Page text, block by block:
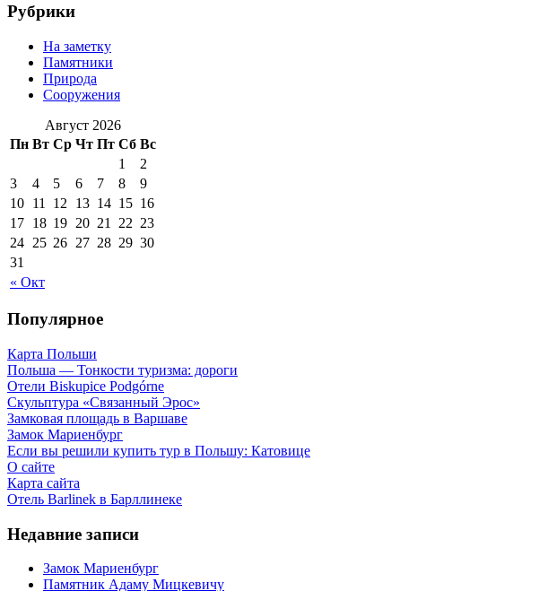
Рубрики
На заметку
Памятники
Природа
Сооружения
Август 2026
Пн Вт Ср Чт Пт Сб Вс
« Окт
1
2
3
4 5 6 7 8
9
10 11 12 13 14 15 16
17 18 19 20 21 22 23
24 25 26 27 28 29 30
31
Популярное
Карта Польши
Польша — Тонкости туризма: дороги
Отели Biskupice Podgórne
Скульптура «Связанный Эрос»
Замковая площадь в Варшаве
Замок Мариенбург
Если вы решили купить тур в Польшу: Катовице
О сайте
Карта сайта
Отель Barlinek в Барллинеке
Недавние записи
Замок Мариенбург
Памятник Адаму Мицкевичу